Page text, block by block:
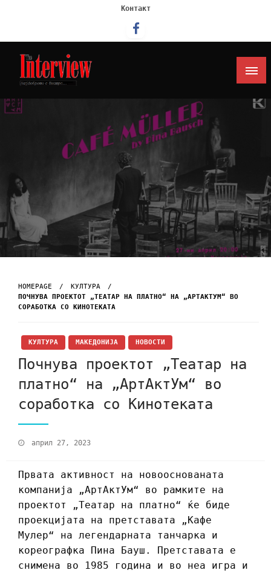
Контакт
Интервју
HOMEPAGE
КУЛТУРА
ПОЧНУВА ПРОЕКТОТ „ТЕАТАР НА ПЛАТНО“ НА „АРТАКТУМ“ ВО
СОРАБОТКА СО КИНОТЕКАТА
КУЛТУРА МАКЕДОНИЈА НОВОСТИ
Почнува проектот „Театар на
платно“ на „АртАктУм“ во
соработка со Кинотеката
април 27, 2023
Првата активност на новооснованата
компанија „АртАктУм“ во рамките на
проектот „Театар на платно“ ќе биде
проекцијата на претставата „Кафе
Мулер“ на легендарната танчарка и
кореографка Пина Бауш. Претставата е
снимена во 1985 година и во неа игра и